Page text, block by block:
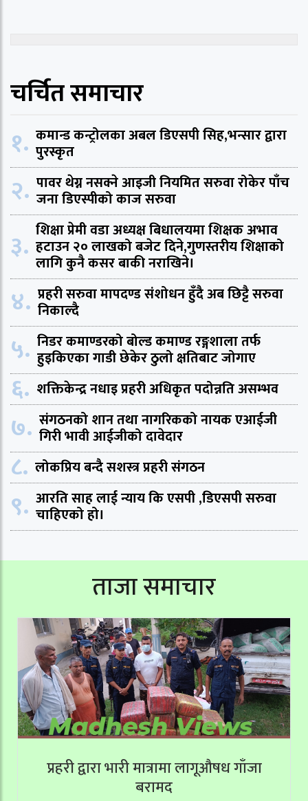
चर्चित समाचार
१. कमान्ड कन्ट्रोलका अबल डिएसपी सिह,भन्सार द्वारा
पुरस्कृत
२. पावर थेग्न नसक्ने आइजी नियमित सरुवा रोकेर पाँच
जना डिएस्पीको काज सरुवा
३. शिक्षा प्रेमी वडा अध्यक्ष बिधालयमा शिक्षक अभाव
हटाउन २० लाखको बजेट दिने,गुणस्तरीय शिक्षाको
लागि कुनै कसर बाकी नराखिने।
४. प्रहरी सरुवा मापदण्ड संशोधन हुँदै अब छिट्टै सरुवा
निकाल्दै
५. निडर कमाण्डरको बोल्ड कमाण्ड रङ्गशाला तर्फ
हुइकिएका गाडी छेकेर ठुलो क्षतिबाट जोगाए
६. शक्तिकेन्द्र नधाइ प्रहरी अधिकृत पदोन्नति असम्भव
७. संगठनको शान तथा नागरिकको नायक एआईजी
गिरी भावी आईजीको दावेदार
८. लोकप्रिय बन्दै सशस्त्र प्रहरी संगठन
९. आरति साह लाई न्याय कि एसपी ,डिएसपी सरुवा
चाहिएको हो।
ताजा समाचार
प्रहरी द्वारा भारी मात्रामा लागूऔषध गाँजा
बरामद